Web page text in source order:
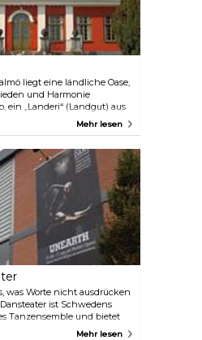
liegt eine ländliche Oase,
und Harmonie
ein „Landeri“ (Landgut) aus
war ursprünglich als
die ständig an der
früheren Glanzes arbeitet.
Musikveranstaltungen,
statt. Vor kurzem wurde
„The Stables“ eröffnet,
hochwertigen
Katrinetorp liegt 10 Minuten
entfernt, so dass die
von dieser
entfernt ist.
Mehr lesen
was Worte nicht ausdrücken
ist Schwedens
Tanzensemble und bietet
an der westlichen
Mehr lesen